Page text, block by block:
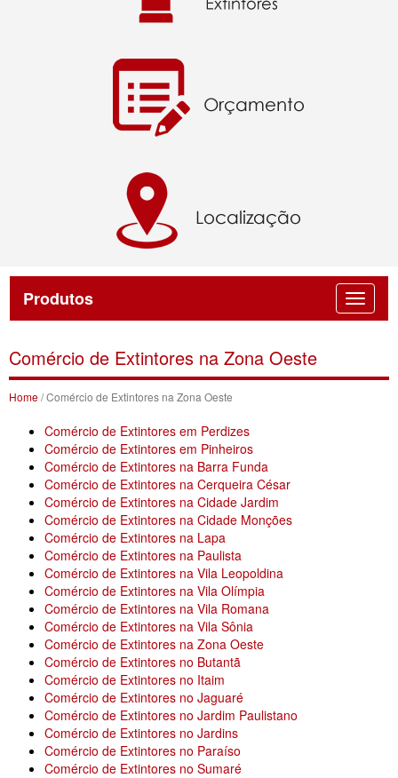
Produtos
Comércio de Extintores na Zona Oeste
Home/ Comércio de Extintores na Zona Oeste
Comércio de Extintores em Perdizes
Comércio de Extintores em Pinheiros
Comércio de Extintores na Barra Funda
Comércio de Extintores na Cerqueira César
Comércio de Extintores na Cidade Jardim
Comércio de Extintores na Cidade Monções
Comércio de Extintores na Lapa
Comércio de Extintores na Paulista
Comércio de Extintores na Vila Leopoldina
Comércio de Extintores na Vila Olímpia
Comércio de Extintores na Vila Romana
Comércio de Extintores na Vila Sônia
Comércio de Extintores na Zona Oeste
Comércio de Extintores no Butantã
Comércio de Extintores no Itaim
Comércio de Extintores no Jaguaré
Comércio de Extintores no Jardim Paulistano
Comércio de Extintores no Jardins
Comércio de Extintores no Paraíso
Comércio de Extintores no Sumaré